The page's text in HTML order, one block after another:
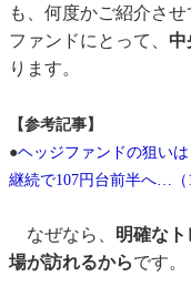
も、何度かご紹介さ
ファンドにとって、 中
ります。
【参考記事】
●ヘッジファンドの狙い
継続で107円台前半へ…（
なぜなら、 明確な
場が訪れるからです。